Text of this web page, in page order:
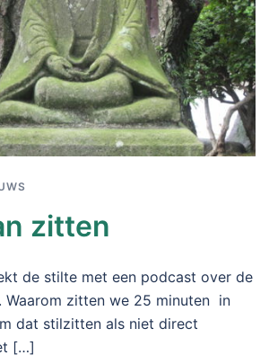
zitten
de stilte met een podcast over de
Waarom zitten we 25 minuten in
dat stilzitten als niet direct
[…]